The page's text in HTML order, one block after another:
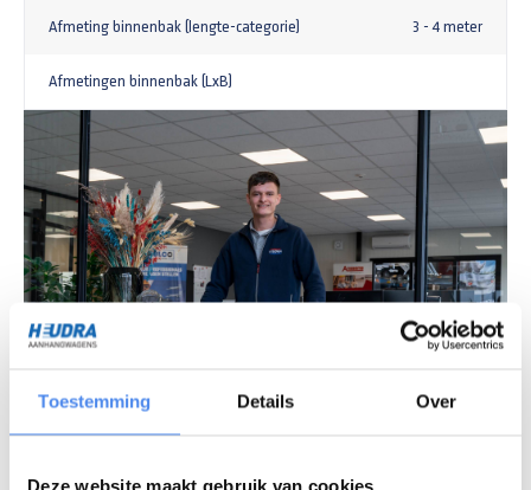
Toestemming Details Over
Deze website maakt gebruik van cookies
Afmeting binnenbak (lengte-categorie) 3 - 4 meter
Afmetingen binnenbak (LxB)